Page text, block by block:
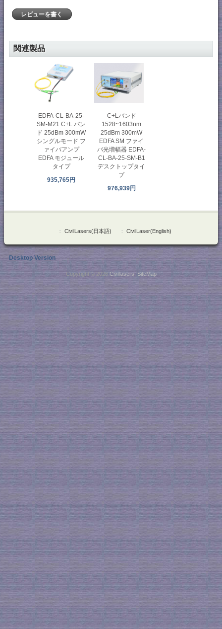
レビューを書く
関連製品
EDFA-CL-BA-25-
SM-M21 C+L バン
ド 25dBm 300mW
シングルモード フ
ァイバアンプ
EDFA モジュール
タイプ
935,765円
C+Lバンド
1528~1603nm
25dBm 300mW
EDFA SM ファイ
バ光増幅器 EDFA-
CL-BA-25-SM-B1
デスクトップタイ
プ
976,939円
:: CivilLasers(日本語) :: CivilLaser(English)
Desktop Version
Copyright © 2026Civillasers. SiteMap